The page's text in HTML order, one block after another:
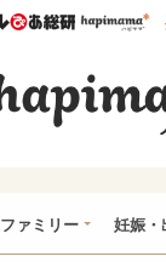
ウレぴあ
ファミリー 妊娠・